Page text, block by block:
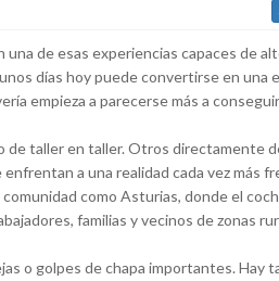
de esas experiencias capaces de
días hoy puede convertirse en una
empieza a parecerse más a
de taller en taller. Otros directamente
a una realidad cada vez más
como Asturias, donde el
familias y vecinos de zonas
o golpes de chapa importantes. Hay